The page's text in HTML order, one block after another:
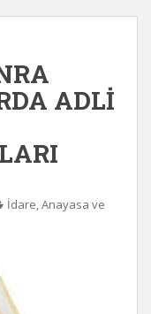
ADLİ
İdare, Anayasa ve